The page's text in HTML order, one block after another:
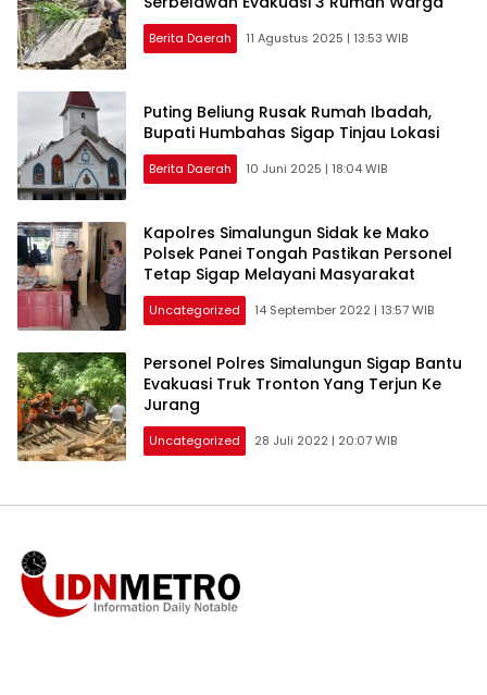
Berita Daerah 11 Agustus 2025 | 13:53 WIB
Puting Beliung Rusak Rumah Ibadah,
Bupati Humbahas Sigap Tinjau Lokasi
Berita Daerah 10 Juni 2025 | 18:04 WIB
Kapolres Simalungun Sidak ke Mako
Polsek Panei Tongah Pastikan Personel
Tetap Sigap Melayani Masyarakat
Uncategorized 14 September 2022 | 13:57 WIB
Personel Polres Simalungun Sigap Bantu
Evakuasi Truk Tronton Yang Terjun Ke
Jurang
Uncategorized 28 Juli 2022 | 20:07 WIB